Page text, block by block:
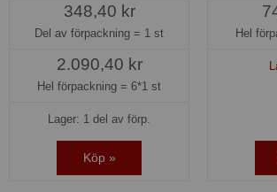
348,40 kr
Del av förpackning = 1 st
2.090,40 kr
Hel förpackning = 6*1 st
Lager: 1 del av förp.
Köp »
Hel